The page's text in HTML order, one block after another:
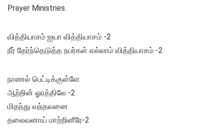
Prayer Ministries.
வித்தியாசம் ஐயா வித்தியாசம் -2
நீர் தேர்ந்தெடுத்த நபர்கள் எல்லாம் வித்தியாசம் -2
நாணல் பெட்டிக்குள்ளே
ஆற்றின் ஓரத்திலே -2
மிதந்து வந்தவனை
தலைவனாய் மாற்றினீரே-2